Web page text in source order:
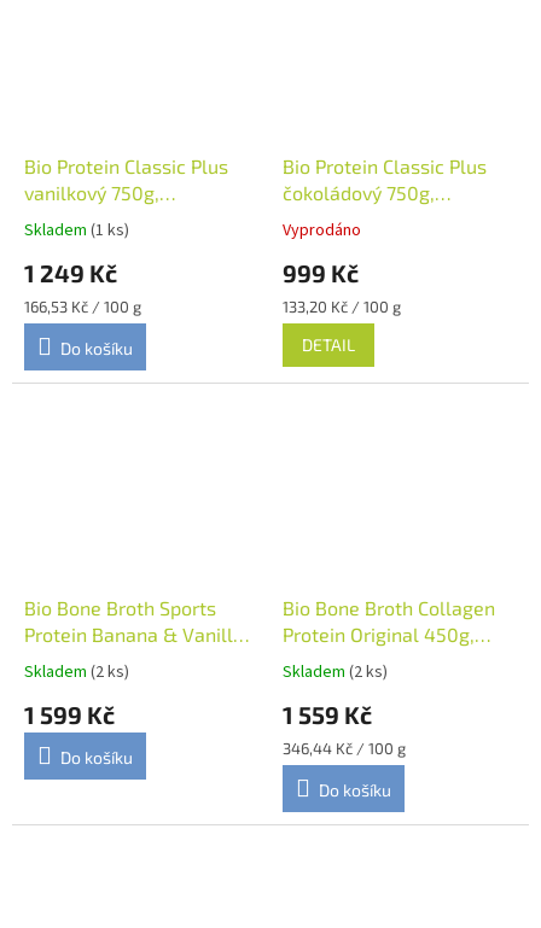
Bio Protein Classic Plus
vanilkový 750g,
Sunwarrior
Skladem (1 ks)
1 249 Kč
Měrná
cena:
166,53 Kč / 100 g
Do košíku
Bio Protein Classic Plus
čokoládový 750g,
Sunwarrior
Vyprodáno
999 Kč
Měrná
cena:
133,20 Kč / 100 g
DETAIL
Bio Bone Broth Sports
Protein Banana & Vanilla
480g, Planet Paleo
Skladem (2 ks)
1 599 Kč
Do košíku
Bio Bone Broth Collagen
Protein Original 450g,
Planet Paleo
Skladem (2 ks)
1 559 Kč
Měrná
cena:
346,44 Kč / 100 g
Do košíku